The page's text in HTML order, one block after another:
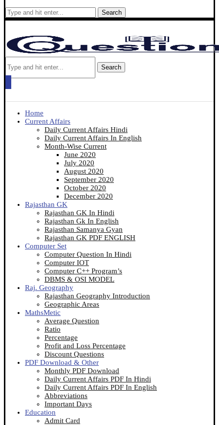
Search
Search
Home
Current Affairs
Daily Current Affairs Hindi
Daily Current Affairs In English
Month-Wise Current
June 2020
July 2020
August 2020
September 2020
October 2020
December 2020
Rajasthan GK
Rajasthan GK In Hindi
Rajasthan Gk In English
Rajasthan Samanya Gyan
Rajasthan GK PDF ENGLISH
Computer Set
Computer Question In Hindi
Computer IOT
Computer C++ Program’s
DBMS & OSI MODEL
Raj. Geography
Rajasthan Geography Introduction
Geographic Areas
MathsMetic
Average Question
Ratio
Percentage
Profit and Loss Percentage
Discount Questions
PDF Download & Other
Monthly PDF Download
Daily Current Affairs PDF In Hindi
Daily Current Affairs PDF In English
Abbreviations
Important Days
Education
Admit Card